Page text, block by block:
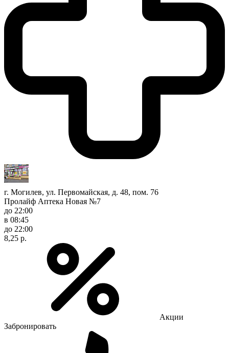
г. Могилев, ул. Первомайская, д. 48, пом. 76
Пролайф Аптека Новая №7
до 22:00
в 08:45
до 22:00
8,25 р.
Акции
Забронировать